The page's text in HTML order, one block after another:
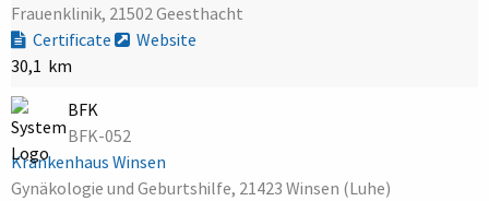
Frauenklinik, 21502 Geesthacht
Certificate
Website
30,1 km
BFK
BFK-052
Krankenhaus Winsen
Gynäkologie und Geburtshilfe, 21423 Winsen (Luhe)